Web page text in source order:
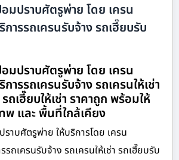
อมปราบศัตรูพ่าย โดย เครน
ารรถเครนรับจ้าง รถเฮี๊ยบรับ
อมปราบศัตรูพ่าย โดย เครน
ารรถเครนรับจ้าง รถเครนให้เช่า
ถเฮี๊ยบให้เช่า ราคาถูก พร้อมให้
พ และ พื้นที่ใกล้เคียง
ราบศัตรูพ่าย ให้บริการโดย เครน
ถเครนรับจ้าง รถเครนให้เช่า รถเฮี๊ยบรับ